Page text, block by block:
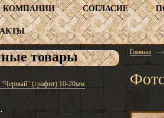
КОМПАНИИ СОГЛАСИЕ
товары
"Черный" (графит) 10-20мм
Главная